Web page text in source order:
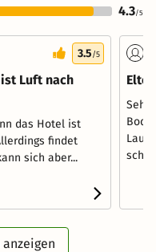
4.3/5
3.5/5
Luft nach
das Hotel ist
findet
sich aber...
Sehr